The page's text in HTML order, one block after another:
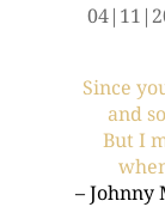
Sin­ce
and
But I
– John­ny